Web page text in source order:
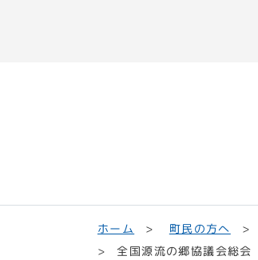
ホーム 町民の方へ
全国源流の郷協議会総会